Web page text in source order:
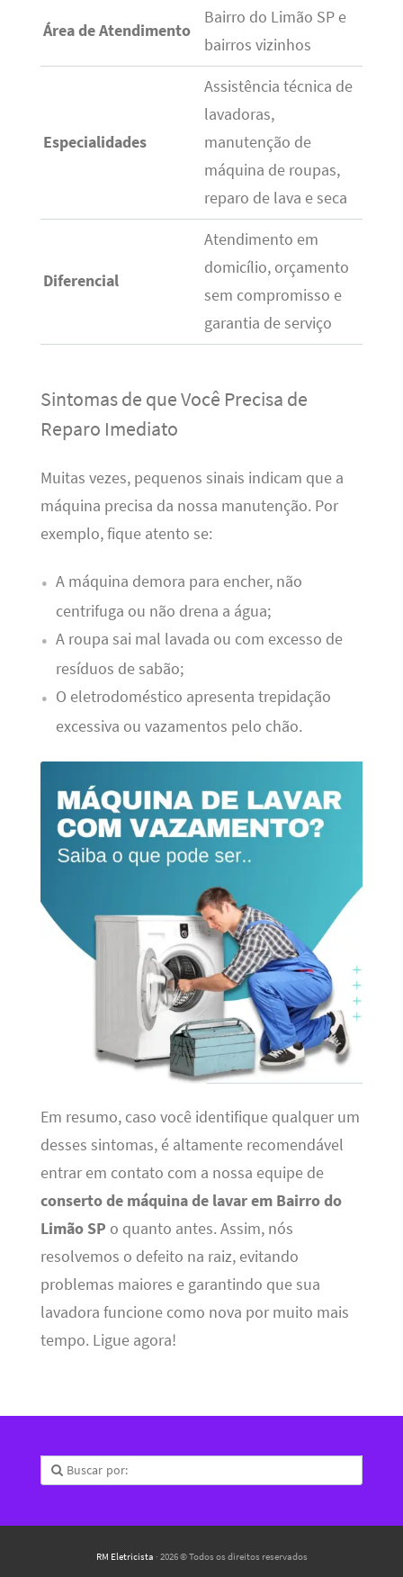
Área de Atendimento
Bairro do Limão SP e
bairros vizinhos
Especialidades
Assistência técnica de
lavadoras,
manutenção de
máquina de roupas,
reparo de lava e seca
Diferencial
Atendimento em
domicílio, orçamento
sem compromisso e
garantia de serviço
Sintomas de que Você Precisa de
Reparo Imediato
Muitas vezes, pequenos sinais indicam que a
máquina precisa da nossa manutenção. Por
exemplo, fique atento se:
A máquina demora para encher, não
centrifuga ou não drena a água;
A roupa sai mal lavada ou com excesso de
resíduos de sabão;
O eletrodoméstico apresenta trepidação
excessiva ou vazamentos pelo chão.
Em resumo, caso você identifique qualquer um
desses sintomas, é altamente recomendável
entrar em contato com a nossa equipe de
conserto de máquina de lavar em Bairro do
Limão SP o quanto antes. Assim, nós
resolvemos o defeito na raiz, evitando
problemas maiores e garantindo que sua
lavadora funcione como nova por muito mais
tempo. Ligue agora!
RM Eletricista · 2026 © Todos os direitos reservados